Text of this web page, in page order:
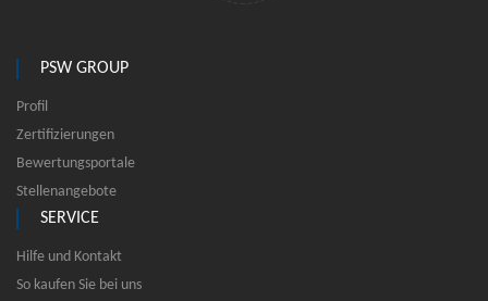
PSW GROUP
Profil
Zertifizierungen
Bewertungsportale
Stellenangebote
SERVICE
Hilfe und Kontakt
So kaufen Sie bei uns